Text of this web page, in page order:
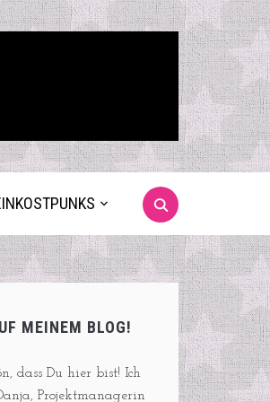
MEINEM BLOG!
dass Du hier bist! Ich
Projektmanagerin